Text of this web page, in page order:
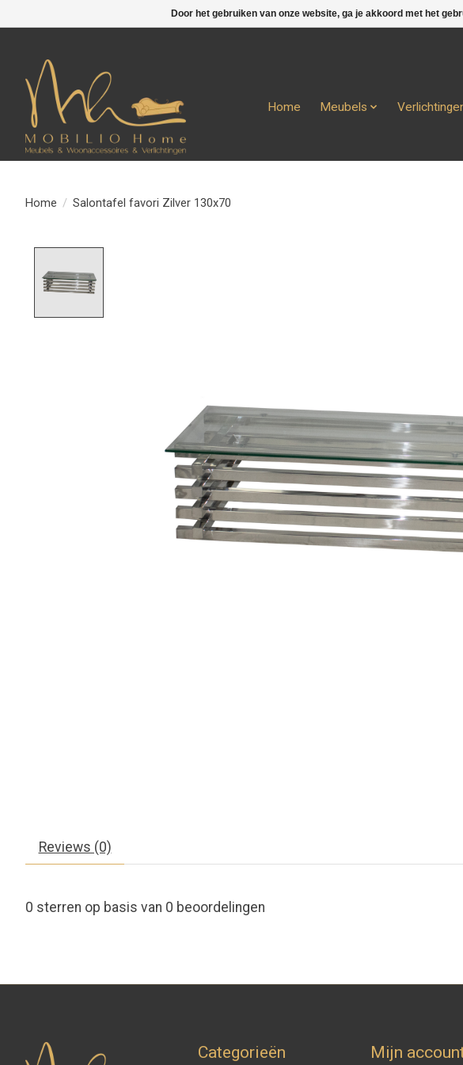
Home Meubels
Home / Salontafel favori Zilver 130x70
Reviews (0)
0 sterren op basis van 0 beoordelingen
Categorieën Mijn
Door het gebruiken van onze website, ga je akkoord met het